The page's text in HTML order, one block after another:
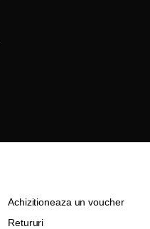
Achizitioneaza un voucher
Retururi